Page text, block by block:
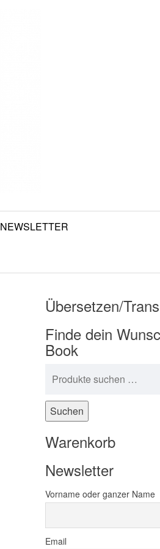
NEWSLETTER
Übersetzen/
Finde dein
Book
Suchen
Warenkorb
Newsletter
Vorname oder ganzer Name
Email